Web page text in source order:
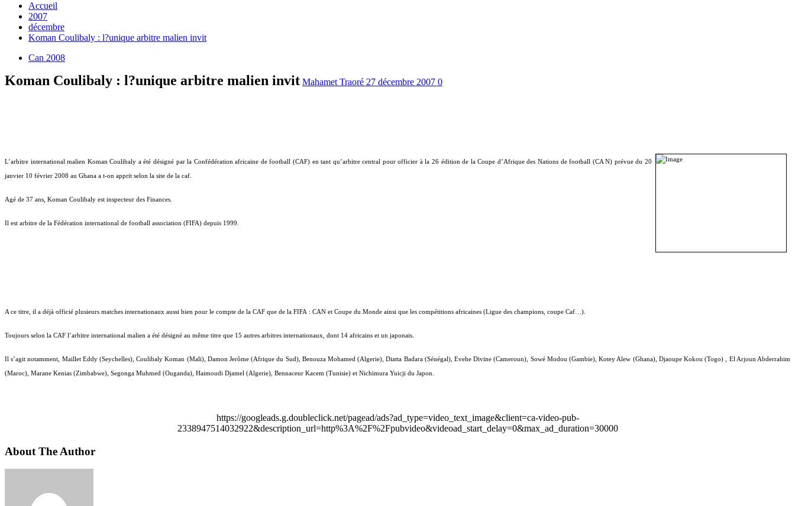
Accueil
2007
décembre
Koman Coulibaly : l?unique arbitre malien invit
Can 2008
Koman Coulibaly : l?unique arbitre malien invit Mahamet Traoré 27 décembre 2007 0
L’arbitre international malien Koman Coulibaly a été désigné par la Confédération africaine de football (CAF) en tant qu’arbitre central pour officier à la 26 édition de la Coupe d’Afrique des Nations de football (CA N) prévue du 20
janvier 10 février 2008 au Ghana a t-on apprit selon la site de la caf.
Agé de 37 ans, Koman Coulibaly est inspecteur des Finances.
Il est arbitre de la Fédération international de football association (FIFA) depuis 1999.
A ce titre, il a déjà officié plusieurs matches internationaux aussi bien pour le compte de la CAF que de la FIFA : CAN et Coupe du Monde ainsi que les compétitions africaines (Ligue des champions, coupe Caf…).
Toujours selon la CAF l’arbitre international malien a été désigné au même titre que 15 autres arbitres internationaux, dont 14 africains et un japonais.
Il s’agit notamment, Maillet Eddy (Seychelles), Coulibaly Koman (Mali), Damon Jerôme (Afrique du Sud), Benouza Mohamed (Algerie), Diatta Badara (Sénégal), Evehe Divine (Cameroun), Sowé Modou (Gambie), Kotey Alew (Ghana), Djaoupe Kokou (Togo) , El Arjoun Abderrahim
(Maroc), Marane Kenias (Zimbabwe), Segonga Muhmed (Ouganda), Haimoudi Djamel (Algerie), Bennaceur Kacem (Tunisie) et Nichimura Yuicji du Japon.
https://googleads.g.doubleclick.net/pagead/ads?ad_type=video_text_image&client=ca-video-pub-
2338947514032922&description_url=http%3A%2F%2Fpubvideo&videoad_start_delay=0&max_ad_duration=30000
About The Author